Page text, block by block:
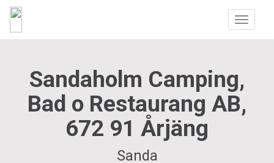
Toggle
Sandaholm Camping,
Bad o Restaurang AB,
672 91 Årjäng
Sanda